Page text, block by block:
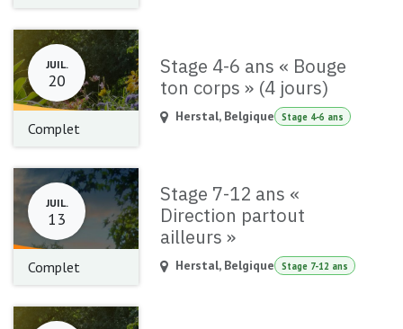
JUIL.
20
Complet
Stage 4-6 ans « Bouge
ton corps » (4 jours)
Herstal, Belgique Stage 4-6 ans
JUIL.
13
Complet
Stage 7-12 ans «
Direction partout
ailleurs »
Herstal, Belgique Stage 7-12 ans